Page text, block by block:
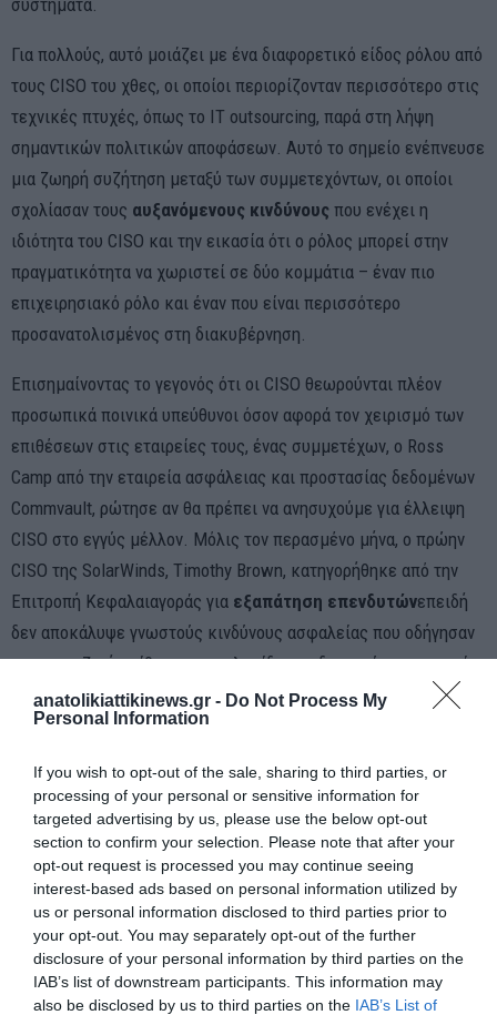
anatolikiattikinews.gr - Do Not Process My
Personal Information
If you wish to opt-out of the sale, sharing to third parties, or
processing of your personal or sensitive information for
targeted advertising by us, please use the below opt-out
section to confirm your selection. Please note that after your
opt-out request is processed you may continue seeing
interest-based ads based on personal information utilized by
us or personal information disclosed to third parties prior to
your opt-out. You may separately opt-out of the further
disclosure of your personal information by third parties on the
IAB’s list of downstream participants. This information may
also be disclosed by us to third parties on the IAB’s List of
συστήματα.
Για πολλούς, αυτό μοιάζει με ένα διαφορετικό είδος ρόλου από
τους CISO του χθες, οι οποίοι περιορίζονταν περισσότερο στις
τεχνικές πτυχές, όπως το ΙΤ outsourcing, παρά στη λήψη
σημαντικών πολιτικών αποφάσεων. Αυτό το σημείο ενέπνευσε
μια ζωηρή συζήτηση μεταξύ των συμμετεχόντων, οι οποίοι
σχολίασαν τους αυξανόμενους κινδύνους που ενέχει η
ιδιότητα του CISO και την εικασία ότι ο ρόλος μπορεί στην
πραγματικότητα να χωριστεί σε δύο κομμάτια – έναν πιο
επιχειρησιακό ρόλο και έναν που είναι περισσότερο
προσανατολισμένος στη διακυβέρνηση.
Επισημαίνοντας το γεγονός ότι οι CISO θεωρούνται πλέον
προσωπικά ποινικά υπεύθυνοι όσον αφορά τον χειρισμό των
επιθέσεων στις εταιρείες τους, ένας συμμετέχων, ο Ross
Camp από την εταιρεία ασφάλειας και προστασίας δεδομένων
Commvault, ρώτησε αν θα πρέπει να ανησυχούμε για έλλειψη
CISO στο εγγύς μέλλον. Μόλις τον περασμένο μήνα, ο πρώην
CISO της SolarWinds, Timothy Brown, κατηγορήθηκε από την
Επιτροπή Κεφαλαιαγοράς για εξαπάτηση επενδυτώνεπειδή
δεν αποκάλυψε γνωστούς κινδύνους ασφαλείας που οδήγησαν
σε μια μαζική επίθεση στην αλυσίδα εφοδιασμού της εταιρείας
– και οι αναλυτές και οι νομικοί πιστεύουν ότι αυτό θα γίνει
πολύ πιο συνηθισμένο.
Όσον αφορά τον τρόπο αντιμετώπισης των επιθέσεων
γενετικής ΤΝ χρησιμοποιώντας γενετική ΤΝ, αυτό είναι ακόμη
υπό εξέλιξη. Αλλά το 2024, όπως προβλέπει ο Madanes, ο
κλάδος θα ξεκινήσει τηνκούρσα για τη δημιουργία λύσεων
«Σπεύδουμε να δημιουργήσουμε εμπορικές λύσεις, να τις
αξιολογήσουμε και να τις αναπτύξουμε».
Ο Greenberg, ο οποίος αναφέρθηκε εκτενώς στους νέους